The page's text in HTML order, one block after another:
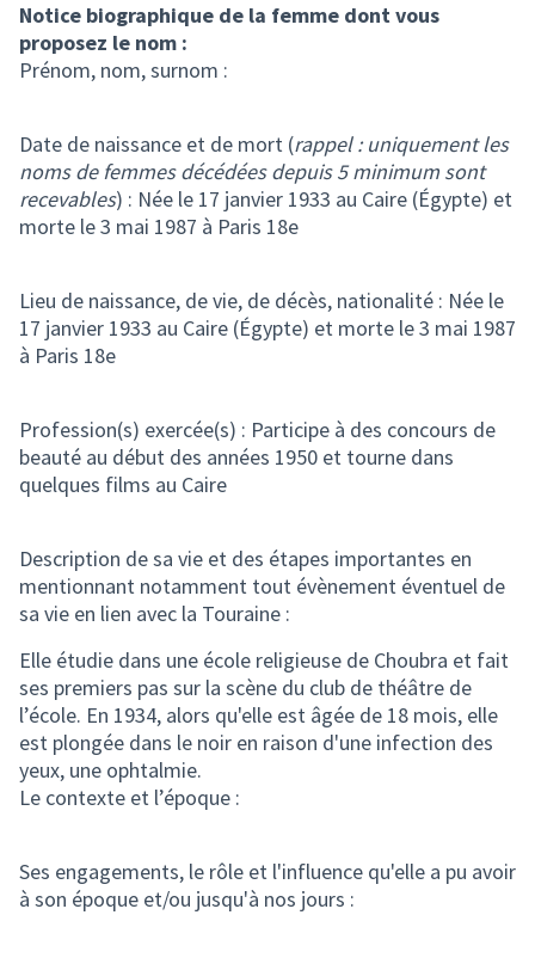
Notice biographique de la femme dont vous
proposez le nom :
Prénom, nom, surnom :
Date de naissance et de mort (rappel : uniquement les
noms de femmes décédées depuis 5 minimum sont
recevables) : Née le 17 janvier 1933 au Caire (Égypte) et
morte le 3 mai 1987 à Paris 18e
Lieu de naissance, de vie, de décès, nationalité : Née le
17 janvier 1933 au Caire (Égypte) et morte le 3 mai 1987
à Paris 18e
Profession(s) exercée(s) : Participe à des concours de
beauté au début des années 1950 et tourne dans
quelques films au Caire
Description de sa vie et des étapes importantes en
mentionnant notamment tout évènement éventuel de
sa vie en lien avec la Touraine :
Elle étudie dans une école religieuse de Choubra et fait
ses premiers pas sur la scène du club de théâtre de
l’école. En 1934, alors qu'elle est âgée de 18 mois, elle
est plongée dans le noir en raison d'une infection des
yeux, une ophtalmie.
Le contexte et l’époque :
Ses engagements, le rôle et l'influence qu'elle a pu avoir
à son époque et/ou jusqu'à nos jours :